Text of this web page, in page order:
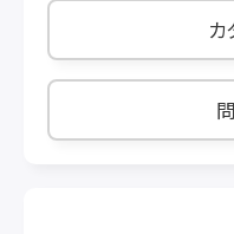
約240～
2,400/時間 製品
（100mm) 直
厚さ
15mm 厚さ
電圧:220V
カ